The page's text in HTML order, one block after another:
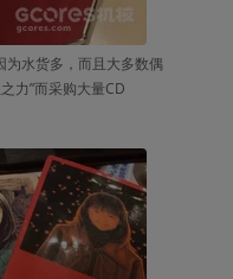
为水货多，而且大多数偶
力”而采购大量CD